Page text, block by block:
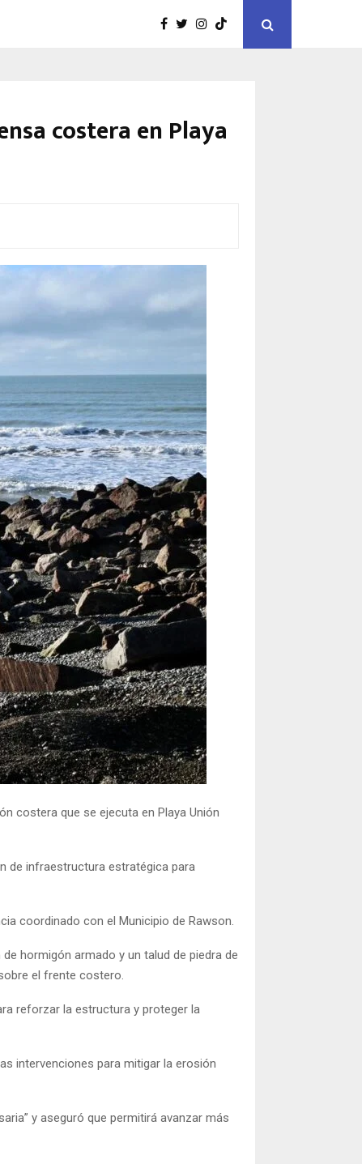
costera en Playa
costera que se ejecuta en Playa Unión
de infraestructura estratégica para
coordinado con el Municipio de Rawson.
hormigón armado y un talud de piedra de
el frente costero.
reforzar la estructura y proteger la
intervenciones para mitigar la erosión
y aseguró que permitirá avanzar más